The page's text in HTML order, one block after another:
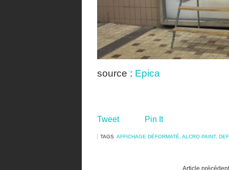
source : Epica
Tweet Pin It
TAGS AFFICHAGE DÉFORMATÉ, ALCRO PAINT,
Article précédent